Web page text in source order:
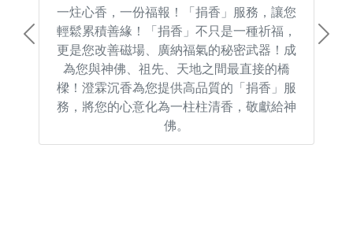
一炷心香，一份福報！「捐香」服務，讓您
輕鬆累積善緣！「捐香」不只是一種祈福，
更是您改善磁場、廣納福氣的秘密武器！成
為您與神佛、祖先、天地之間最直接的橋
樑！澄霖沉香為您提供高品質的「捐香」服
務，將您的心意化為一柱柱清香，敬獻給神
佛。
Previous Next